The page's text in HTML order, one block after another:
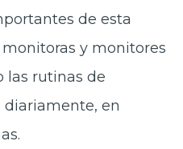
de esta
y monitores
las rutinas de
diariamente, en